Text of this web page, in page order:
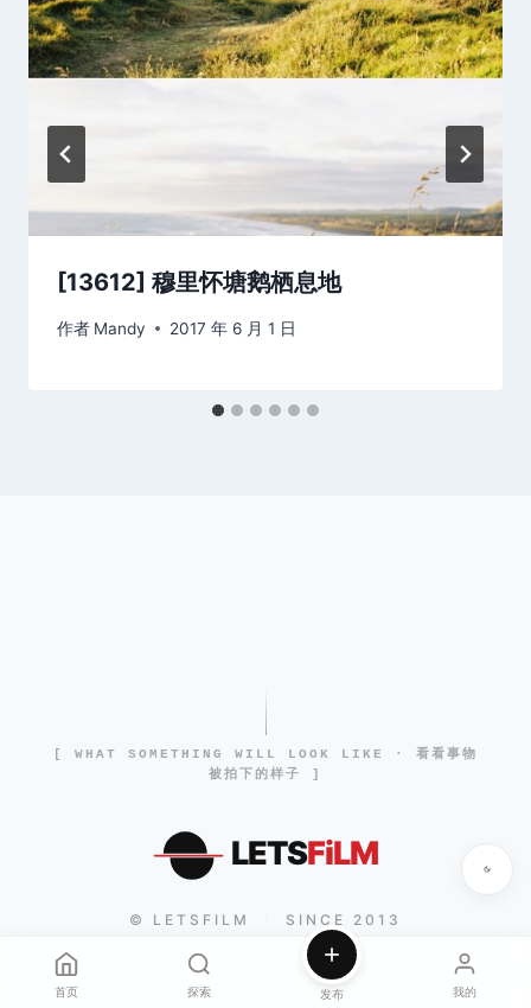
[13612] 穆里怀塘鹅栖息地
作者 Mandy 2017 年 6 月 1 日
[ WHAT SOMETHING WILL LOOK LIKE · 看看事物
被拍下的样子 ]
LETSFiLM
© LETSFILM SINCE 2013
首页 探索 发布 我的